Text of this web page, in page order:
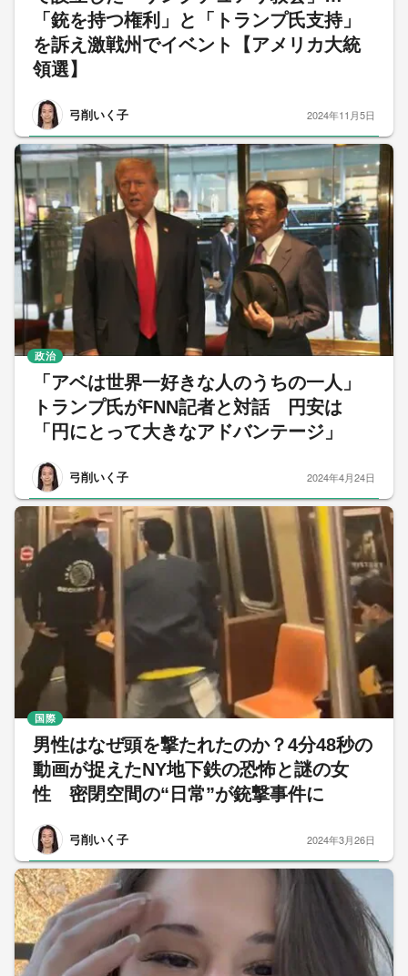
「銃を持つ権利」と「トランプ氏支持」
を訴え激戦州でイベント【アメリカ大統
領選】
弓削いく子 2024年11月5日
「アベは世界一好きな人のうちの一人」
トランプ氏がFNN記者と対話 円安は
「円にとって大きなアドバンテージ」
弓削いく子
政治
2024年4月24日
男性はなぜ頭を撃たれたのか？4分48秒の
動画が捉えたNY地下鉄の恐怖と謎の女
性 密閉空間の“日常”が銃撃事件に
弓削いく子
国際
2024年3月26日